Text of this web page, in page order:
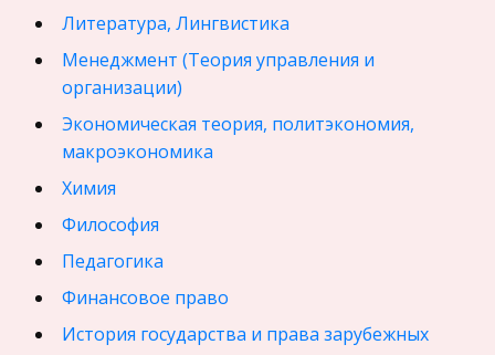
Литература, Лингвистика
Менеджмент (Теория управления и
организации)
Экономическая теория, политэкономия,
макроэкономика
Химия
Философия
Педагогика
Финансовое право
История государства и права зарубежных